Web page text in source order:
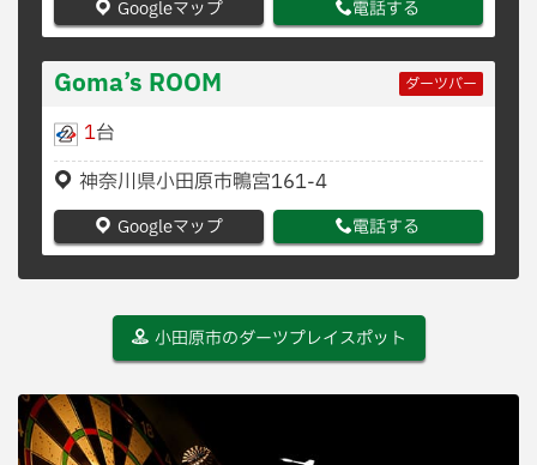
Googleマップ 電話する
Goma’s ROOM ダーツバー
1台
神奈川県小田原市鴨宮161-4
Googleマップ 電話する
小田原市のダーツプレイスポット